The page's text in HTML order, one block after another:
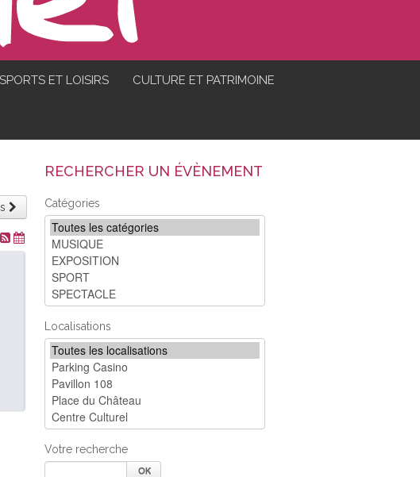
SPORTS ET LOISIRS CULTURE ET PATRIMOINE
RECHERCHER UN ÉVÈNEMENT
Catégories
Localisations
Votre recherche